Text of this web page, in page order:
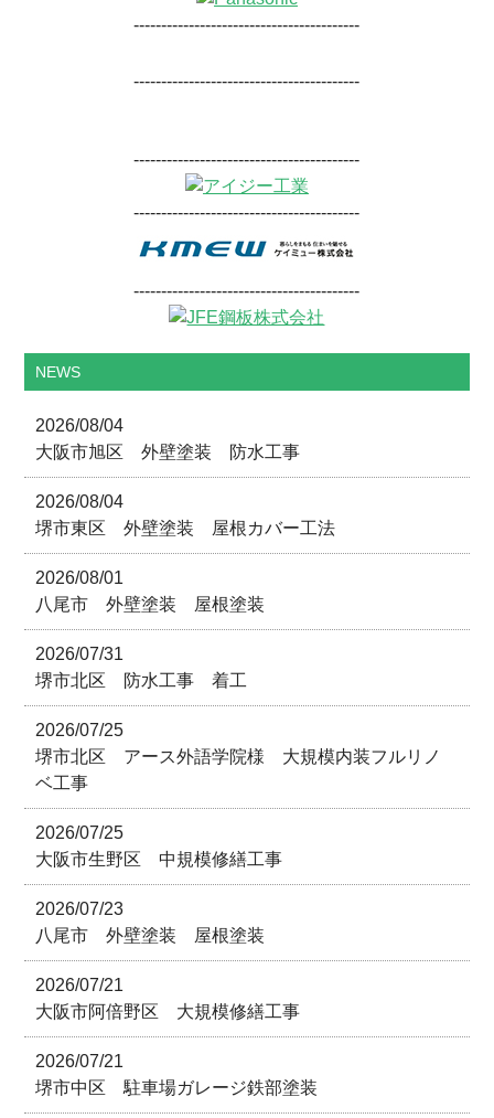
-----------------------------------------
-----------------------------------------
-----------------------------------------
-----------------------------------------
-----------------------------------------
NEWS
2026/08/04
大阪市旭区 外壁塗装 防水工事
2026/08/04
堺市東区 外壁塗装 屋根カバー工法
2026/08/01
八尾市 外壁塗装 屋根塗装
2026/07/31
堺市北区 防水工事 着工
2026/07/25
堺市北区 アース外語学院様 大規模内装フルリノ
ベ工事
2026/07/25
大阪市生野区 中規模修繕工事
2026/07/23
八尾市 外壁塗装 屋根塗装
2026/07/21
大阪市阿倍野区 大規模修繕工事
2026/07/21
堺市中区 駐車場ガレージ鉄部塗装